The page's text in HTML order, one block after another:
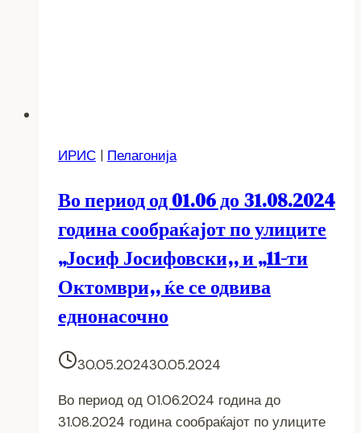
ИРИС | Пелагонија
Во период од 01.06 до 31.08.2024
година сообраќајот по улиците
„Јосиф Јосифовски,, и „11-ти
Октомври,, ќе се одвива
еднонасочно
30.05.202430.05.2024
Во период од 01.06.2024 година до
31.08.2024 година сообраќајот по улиците